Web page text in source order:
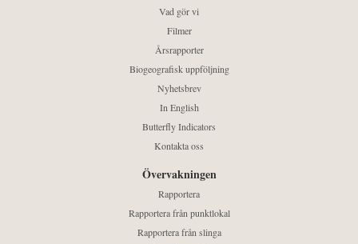
Vad gör vi
Filmer
Årsrapporter
Biogeografisk uppföljning
Nyhetsbrev
In English
Butterfly Indicators
Kontakta oss
Övervakningen
Rapportera
Rapportera från punktlokal
Rapportera från slinga